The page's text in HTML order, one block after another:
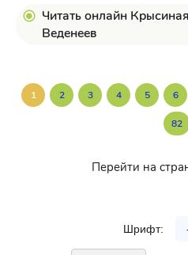
Читать онлайн
Веденеев
1 2 3 4 5 6
82
Перейти на
Шрифт: